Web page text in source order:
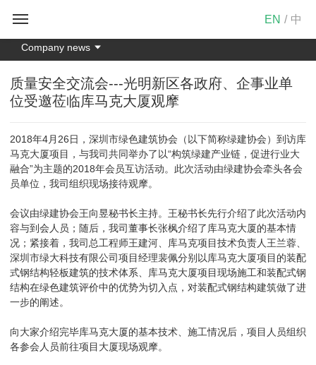
EN / 中
Company news
质量安全交流会---光明新区各政府、企事业单
位受邀莅临库马克大厦观摩
2018年4月26日，深圳市绿色建筑协会（以下简称绿建协会）到访库
马克大厦项目，与我司共同举办了以“构筑绿建产业链，促进行业大
融合”为主题的2018年会员互访活动。此次活动由绿建协会牵头各会
员单位，我司组织现场接待观摩。
会议由绿建协会王向昱秘书长主持。王秘书长先行介绍了此次活动内
容与到会人员；随后，我司董事长张枫介绍了库马克大厦的基本情
况；紧接着，我司总工程师王建河、库马克项目技术负责人王兰蓉、
深圳市绿大科技有限公司项目经理裴佩分别以库马克大厦项目的装配
式钢结构轻板建筑的技术体系、库马克大厦项目现场施工和装配式钢
结构在绿色建筑评价中的优势为切入点，对装配式钢结构建筑做了进
一步的阐述。
向大家介绍完毕库马克大厦的基本技术、施工情况后，项目人员组织
各参会人员前往项目大厦现场观摩。